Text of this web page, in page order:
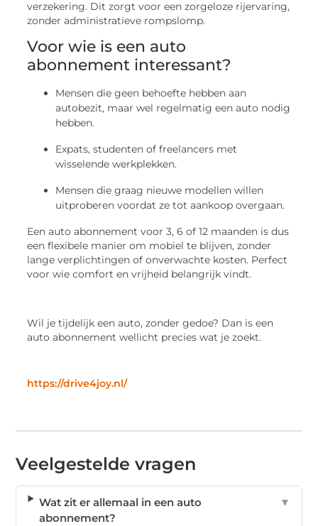
verzekering. Dit zorgt voor een zorgeloze rijervaring,
zonder administratieve rompslomp.
Voor wie is een auto
abonnement interessant?
Mensen die geen behoefte hebben aan
autobezit, maar wel regelmatig een auto nodig
hebben.
Expats, studenten of freelancers met
wisselende werkplekken.
Mensen die graag nieuwe modellen willen
uitproberen voordat ze tot aankoop overgaan.
Een auto abonnement voor 3, 6 of 12 maanden is dus
een flexibele manier om mobiel te blijven, zonder
lange verplichtingen of onverwachte kosten. Perfect
voor wie comfort en vrijheid belangrijk vindt.
Wil je tijdelijk een auto, zonder gedoe? Dan is een
auto abonnement wellicht precies wat je zoekt.
https://drive4joy.nl/
Veelgestelde vragen
Wat zit er allemaal in een auto
abonnement?
▼